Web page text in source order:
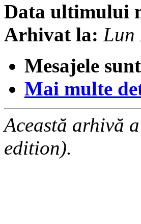
Data ultimului
Arhivat la: Lun
Mesajele
Mai multe
Această arhivă
edition).